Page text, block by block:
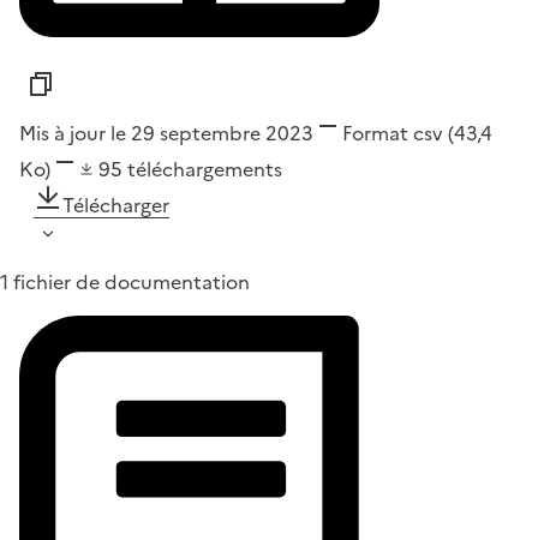
Mis à jour le 29 septembre 2023 Format csv(43,4
Ko)
95 téléchargements
Télécharger
1 fichier de documentation